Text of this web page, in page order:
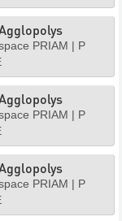
PRIAM | P
PRIAM | P
PRIAM | P